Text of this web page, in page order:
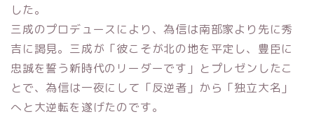
した。
三成のプロデュースにより、為信は南部家より先に秀
吉に謁見。三成が「彼こそが北の地を平定し、豊臣に
忠誠を誓う新時代のリーダーです」とプレゼンしたこ
とで、為信は一夜にして「反逆者」から「独立大名」
へと大逆転を遂げたのです。